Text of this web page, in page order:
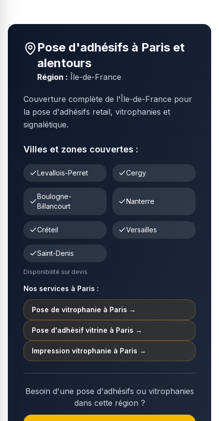
Pose d'adhésifs à Paris et
alentours
Région : Île-de-France
Couverture complète de l'Île-de-France pour
la pose d'adhésifs retail, vitrophanies et
signalétique.
Villes et zones couvertes :
Levallois-Perret Cergy
Boulogne-
Billancourt
Nanterre
Créteil Versailles
Saint-Denis
Disponibilité sur devis
Nos services à Paris :
Pose de vitrophanie à Paris →
Pose d'adhésif vitrine à Paris →
Impression vitrophanie à Paris →
Besoin d'une pose d'adhésifs ou vitrophanies
dans cette région ?